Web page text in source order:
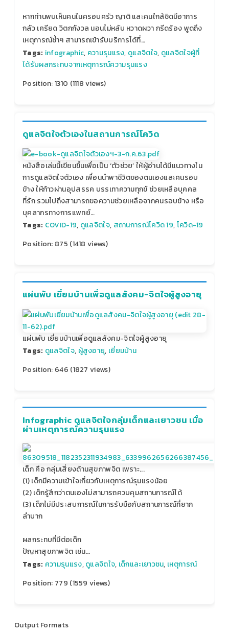
‪หากท่านพบเห็นคนในครอบครัว ญาติ และคนใกล้ชิดมีอาการ
กลัว เครียด วิตกกังวล นอนไม่หลับ หวาดผวา กรีดร้อง พูดถึง
เหตุการณ์ซ้ำๆ สามารถเข้ารับบริการได้ที่…
Tags: infographic, ความรุนแรง, ดูแลจิตใจ, ดูแลจิตใจผู้ที่
ได้รับผลกระทบจากเหตุการณ์ความรุนแรง‬
Position:1310 (1118views)
ดูแลจิตใจตัวเองในสถานการณ์โควิด
หนังสือเล่มนี้เขียนขึ้นเพื่อเป็น ‘ตัวช่วย’ ให้ผู้อ่านได้มีแนวทางใน
การดูแลจิตใจตัวเอง เพื่อนนำพาชีวิตของตนเองและคนรอบ
ข้าง ให้ก้าวผ่านอุปสรรค บรรเทาความทุกข์ ช่วยเหลือบุคคล
ที่รัก รวมไปถึงสามารถขอความช่วยเหลือจากคนรอบข้าง หรือ
บุคลากรทางการแพทย์…
Tags: COVID-19, ดูแลจิตใจ, สถานการณ์โควิด 19,โควิด-19
Position: 875 (1418 views)
แผ่นพับ เยี่ยมบ้านเพื่อดูแลสังคม-จิตใจผู้สูงอายุ
แผ่นพับ เยี่ยมบ้านเพื่อดูแลสังคม-จิตใจผู้สูงอายุ
Tags: ดูแลจิตใจ, ผู้สูงอายุ, เยี่ยมบ้าน
Position: 646 (1827 views)
Infographic ดูแลจิตใจกลุ่มเด็กและเยาวชน เมื่อ
ผ่านเหตุการณ์ความรุนแรง
เด็ก คือ กลุ่มเสี่ยงด้านสุขภาพจิต เพราะ...
(1) เด็กมีความเข้าใจเกี่ยวกับเหตุการณ์รุนแรงน้อย
(2) เด็กรู้สึกว่าตนเองไม่สามารถควบคุมสถานการณ์ได้
(3) เด็กไม่มีประสบการณ์ในการรับมือกับสถานการณ์ที่ยาก
ลำบาก
ผลกระทบที่มีต่อเด็ก
ปัญหาสุขภาพจิต เช่น…
Tags: ความรุนแรง,ดูแลจิตใจ, เด็กและเยาวชน, เหตุการณ์
Position: 779 (1559 views)
Output Formats